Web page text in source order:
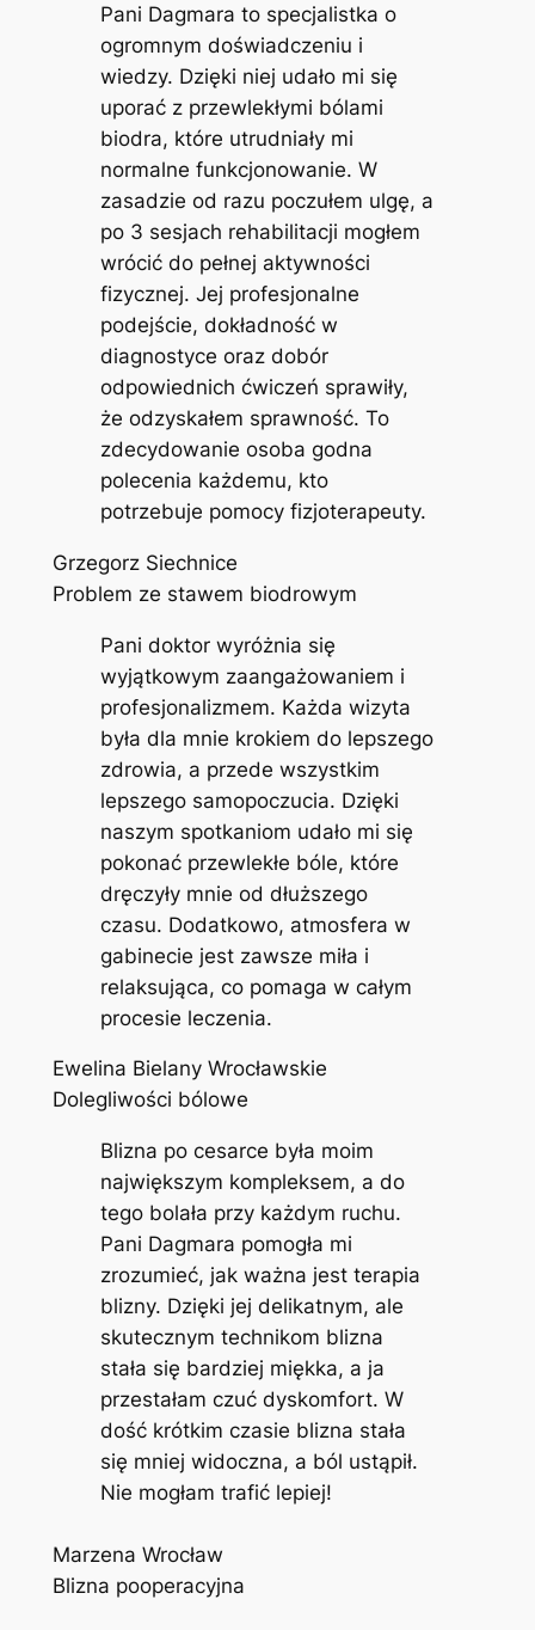
Pani Dagmara to specjalistka o
ogromnym doświadczeniu i
wiedzy. Dzięki niej udało mi się
uporać z przewlekłymi bólami
biodra, które utrudniały mi
normalne funkcjonowanie. W
zasadzie od razu poczułem ulgę, a
po 3 sesjach rehabilitacji mogłem
wrócić do pełnej aktywności
fizycznej. Jej profesjonalne
podejście, dokładność w
diagnostyce oraz dobór
odpowiednich ćwiczeń sprawiły,
że odzyskałem sprawność. To
zdecydowanie osoba godna
polecenia każdemu, kto
potrzebuje pomocy fizjoterapeuty.
Grzegorz Siechnice
Problem ze stawem biodrowym
Pani doktor wyróżnia się
wyjątkowym zaangażowaniem i
profesjonalizmem. Każda wizyta
była dla mnie krokiem do lepszego
zdrowia, a przede wszystkim
lepszego samopoczucia. Dzięki
naszym spotkaniom udało mi się
pokonać przewlekłe bóle, które
dręczyły mnie od dłuższego
czasu. Dodatkowo, atmosfera w
gabinecie jest zawsze miła i
relaksująca, co pomaga w całym
procesie leczenia.
Ewelina Bielany Wrocławskie
Dolegliwości bólowe
Blizna po cesarce była moim
największym kompleksem, a do
tego bolała przy każdym ruchu.
Pani Dagmara pomogła mi
zrozumieć, jak ważna jest terapia
blizny. Dzięki jej delikatnym, ale
skutecznym technikom blizna
stała się bardziej miękka, a ja
przestałam czuć dyskomfort. W
dość krótkim czasie blizna stała
się mniej widoczna, a ból ustąpił.
Nie mogłam trafić lepiej!
Marzena Wrocław
Blizna pooperacyjna